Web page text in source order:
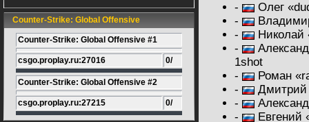
Counter-Strike: Global Offensive
Counter-Strike: Global Offensive #1
csgo.proplay.ru:27016 0/
Counter-Strike: Global Offensive #2
csgo.proplay.ru:27215 0/
-
Олег
-
-
Николай
-
1shot
-
Роман
-
Дмитрий
-
-
Евгений